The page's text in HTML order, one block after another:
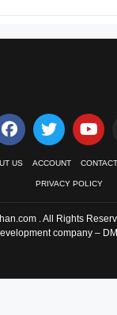
US ACCOUNT
PRIVACY POLICY
. All Rights
company –